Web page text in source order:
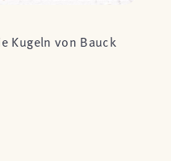
Kugeln von Bauck